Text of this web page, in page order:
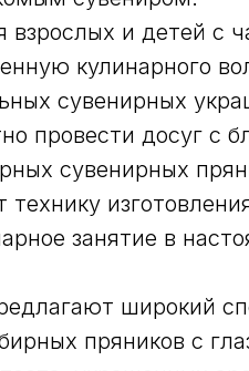
и детей с
кулинарного
сувенирных
провести досуг с
сувенирных
занятие в
широкий
пряников с